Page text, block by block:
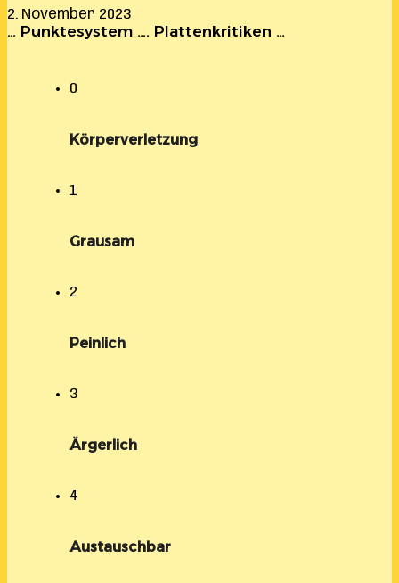
2. November 2023
… Punktesystem …. Plattenkritiken …
0
Körperverletzung
1
Grausam
2
Peinlich
3
Ärgerlich
4
Austauschbar